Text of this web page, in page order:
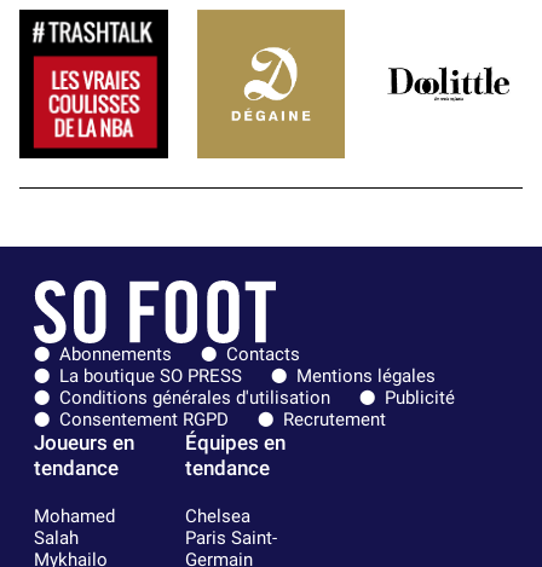
Abonnements
Contacts
La boutique SO PRESS
Mentions légales
Conditions générales d'utilisation
Publicité
Consentement RGPD
Recrutement
Joueurs en
tendance
Mohamed
Salah
Mykhailo
Équipes en
tendance
Chelsea
Paris Saint-
Germain